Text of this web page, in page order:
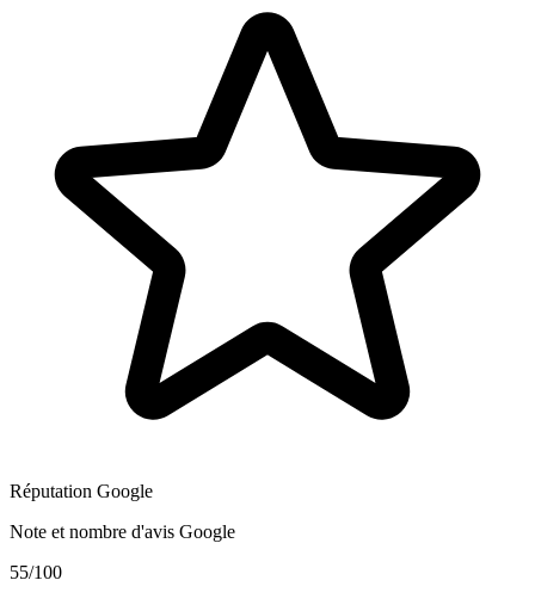
Réputation Google
Note et nombre d'avis Google
55/100